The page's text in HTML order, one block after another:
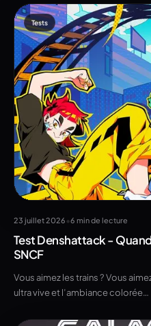
Tests
23 juillet 2026 •6 min de lecture
Test Denshattack -
SNCF
Vous aimez les trains ? Vous
ultra vive et l’ambiance colorée…